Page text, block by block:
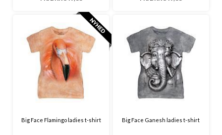
Big Face Flamingo ladies t-shirt Big Face Ganesh ladies t-shirt